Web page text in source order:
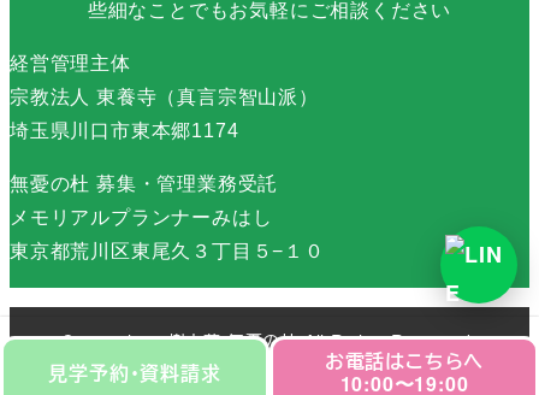
些細なことでもお気軽にご相談ください
経営管理主体
宗教法人 東養寺（真言宗智山派）
埼玉県川口市東本郷1174
無憂の杜 募集・管理業務受託
メモリアルプランナーみはし
東京都荒川区東尾久３丁目５−１０
Copyright © 樹木葬 無憂の杜 All Rights Reserved.
見学予約・資料請求
お電話はこちらへ
10:00〜19:00